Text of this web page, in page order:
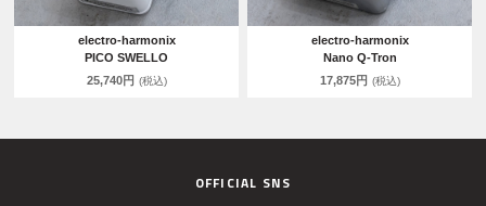
electro-harmonix
PICO SWELLO
25,740円 (税込)
electro-harmonix
Nano Q-Tron
17,875円 (税込)
OFFICIAL SNS